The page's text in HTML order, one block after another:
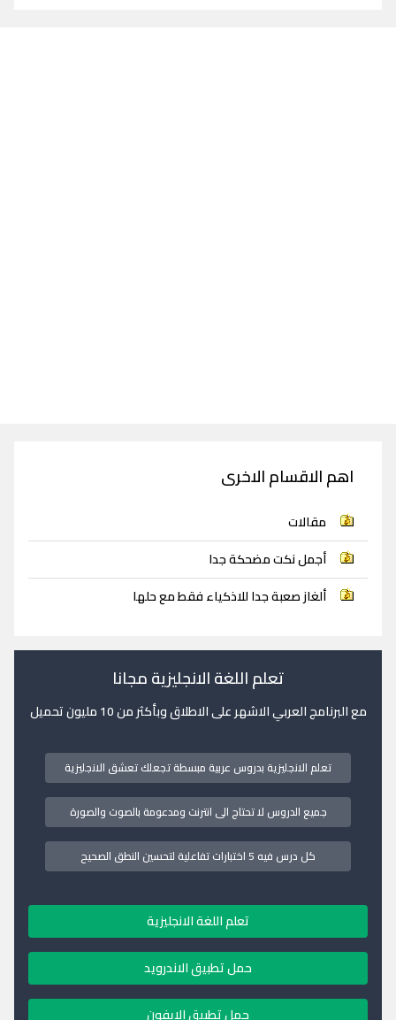
اهم الاقسام الاخرى
مقالات
أجمل نكت مضحكة جدا
ألغاز صعبة جدا للاذكياء فقط مع حلها
تعلم اللغة الانجليزية مجانا
مع البرنامج العربي الاشهر على الاطلاق وبأكثر من 10 مليون تحميل
تعلم الانجليزية بدروس عربية مبسطة تجعلك تعشق الانجليزية
جميع الدروس لا تحتاج الى انترنت ومدعومة بالصوت والصورة
كل درس فيه 5 اختبارات تفاعلية لتحسين النطق الصحيح
تعلم اللغة الانجليزية
حمل تطبيق الاندرويد
حمل تطبيق الايفون